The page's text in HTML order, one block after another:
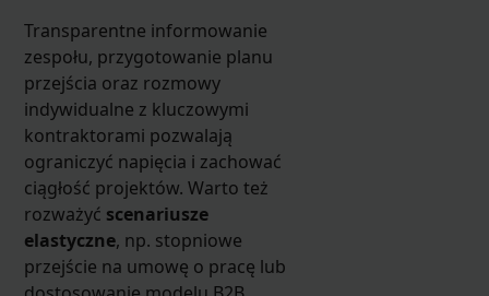
Transparentne informowanie
zespołu, przygotowanie planu
przejścia oraz rozmowy
indywidualne z kluczowymi
kontraktorami pozwalają
ograniczyć napięcia i zachować
ciągłość projektów. Warto też
rozważyć scenariusze
elastyczne, np. stopniowe
przejście na umowę o pracę lub